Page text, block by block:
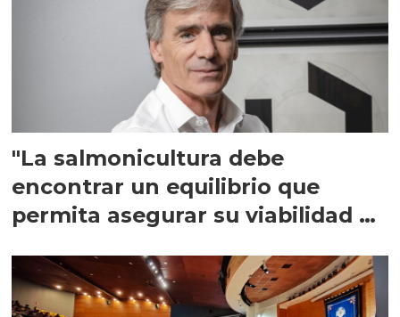
"La salmonicultura debe
encontrar un equilibrio que
permita asegurar su viabilidad de